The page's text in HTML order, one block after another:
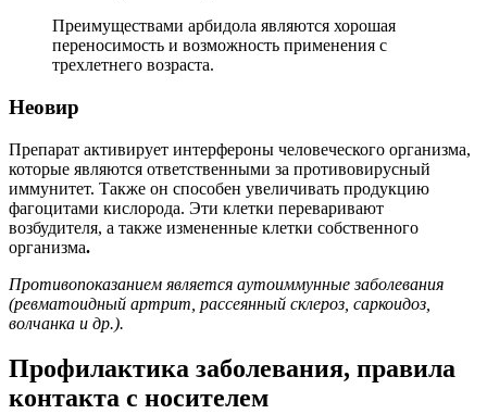
Преимуществами арбидола являются хорошая
переносимость и возможность применения с
трехлетнего возраста.
Неовир
Препарат активирует интерфероны человеческого организма,
которые являются ответственными за противовирусный
иммунитет. Также он способен увеличивать продукцию
фагоцитами кислорода. Эти клетки переваривают
возбудителя, а также измененные клетки собственного
организма.
Противопоказанием является аутоиммунные заболевания
(ревматоидный артрит, рассеянный склероз, саркоидоз,
волчанка и др.).
Профилактика заболевания, правила
контакта с носителем